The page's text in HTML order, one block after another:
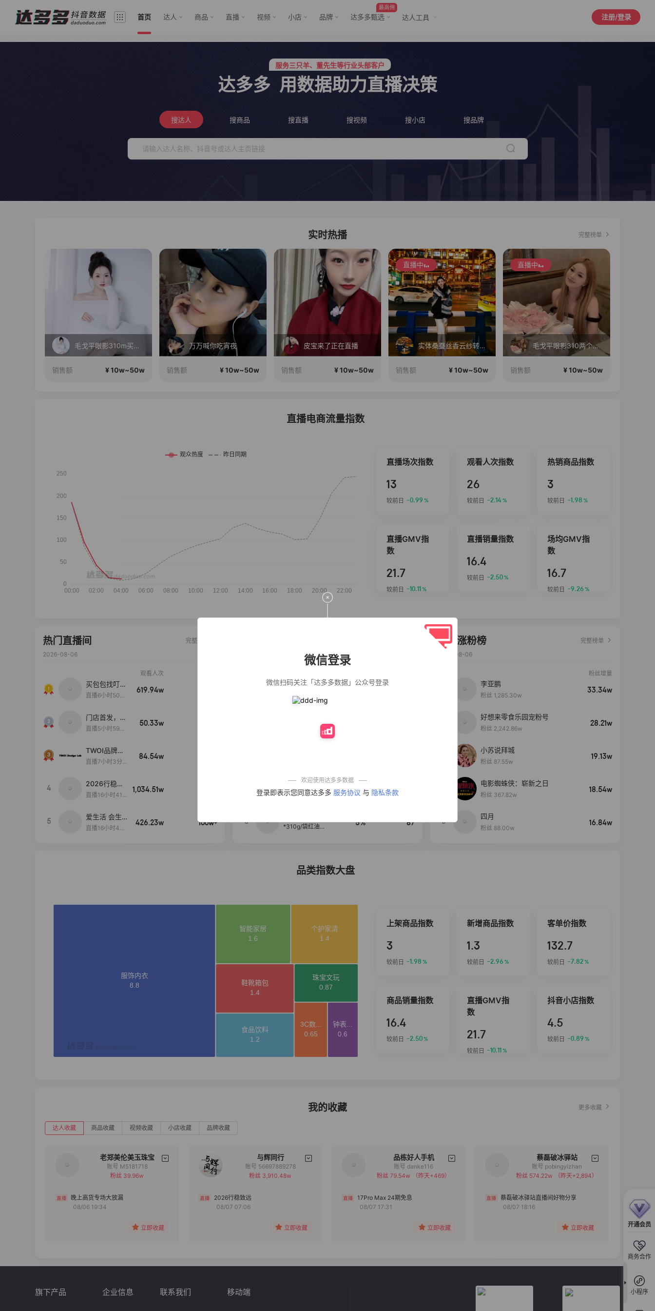
首页 达人 商品 直播 视频 小店 品牌
最高佣
达多多甄选 达人工具 注册/登录
开通会员
商务合作
小程序
微信登录
微信扫码关注「达多多数据」公众号登录
欢迎使用达多多数据
登录即表示您同意达多多 服务协议 与 隐私条款
服务三只羊、董先生等行业头部客户
行业价格屠夫，年卡会员低至798/年
服务三只羊、董先生等行业头部客户
达多多 用数据助力直播决策
搜达人 搜商品 搜直播 搜视频 搜小店 搜品牌
实时热播 完整榜单
毛戈平眼影310m买正送正！
销售额 ¥ 10w~50w
万万喊你吃宵夜
销售额 ¥ 10w~50w
皮宝来了正在直播
销售额 ¥ 10w~50w
直播中
实体桑蚕丝香云纱转线上
销售额 ¥ 10w~50w
直播中
毛戈平眼影310两个正装！
销售额 ¥ 10w~50w
直播电商流量指数
直播场次指数
13
较前日 -0.99 %
观看人次指数
26
较前日 -2.14%
热销商品指数
3
较前日 -1.98 %
直播GMV指
数
21.7
较前日 -10.11 %
直播销量指数
16.4
较前日 -2.50%
场均GMV指
数
16.7
较前日 -9.26 %
热门直播间
完整榜单
2026-08-06
观看人次
买包包找叮
当,一折购！
直播6小时50分
619.94w
门店首发，秋
款大上新！！
直播5小时59分
50.33w
TWOI品牌直
播间新款上
直播7小时3分5
84.54w
4
2026行稳致
远
直播16小时41
1,034.51w
5
爱生活 会生
活
直播16小时45
426.23w 100w+
法式气质温柔风
女设计感小众秋
衣粉轻松搓洗去
污渍除菌除螨3倍
巧卡盒卡套
【试吃两包】松
茸红烧酱汁红烧
40%
5
*310g/袋红油麻
5% 87
达人涨粉榜
完整榜单
2026-08-06
粉丝增量
李亚鹏
粉丝 1,285.30w
33.34w
好想来零食乐园宠粉号
粉丝 2,242.86w
28.21w
小苏说拜城
粉丝 87.55w
19.13w
电影蜘蛛侠：崭新之日
粉丝 367.82w
18.54w
5
四月
粉丝 88.00w
16.84w
品类指数大盘
上架商品指数
3
较前日 -1.98 %
新增商品指数
1.3
较前日 -2.96 %
客单价指数
132.7
较前日 -7.82%
商品销量指数
16.4
较前日 -2.50%
直播GMV指
数
21.7
较前日 -10.11 %
抖音小店指数
4.5
较前日 -0.89 %
我的收藏 更多收藏
达人收藏 商品收藏 视频收藏 小店收藏 品牌收藏
老郑美伦美玉珠宝
备注
分组
账号 M5181718
粉丝 39.96w
晚上高货专场大放漏
08/06 19:34
立即收藏
与辉同行
备注
账号 56697889278
粉丝 3,910.48w
2026行稳致远
08/07 07:06
立即收藏
品栋好人手机
备注
分组
账号 danke116
粉丝 79.54w
（昨天+469）
17Pro Max 24期免息
08/07 17:31
立即收藏
蔡磊破冰驿站
备注
分组
账号 pobingyizhan
粉丝 574.22w
（昨天+2,894）
蔡磊破冰驿站直播间好物分享
08/07 18:16
立即收藏
旗下产品 企业信息 联系我们 移动端